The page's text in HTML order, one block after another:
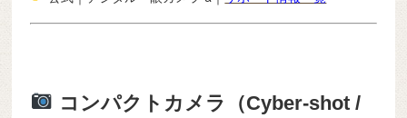
コンパクトカメラ（Cyber-shot /